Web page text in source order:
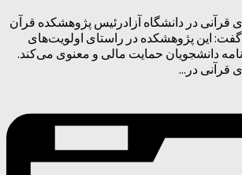
قرآنی در دانشگاه آزادرئیس پژوهشکده قرآن
گفت: این پژوهشکده در راستای اولویت‌های
دانشجویان حمایت مالی و معنوی می‌کند.
قرآنی در...